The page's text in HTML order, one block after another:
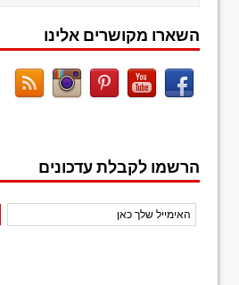
השארו מקושרים אלינו
הרשמו לקבלת עדכונים